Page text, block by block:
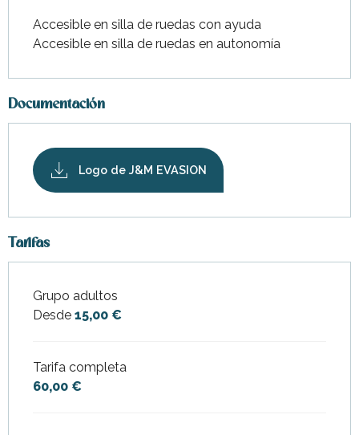
Accesible en silla de ruedas con ayuda
Accesible en silla de ruedas en autonomía
Documentación
Logo de J&M EVASION
Tarifas
Tarifas 2026
Grupo adultos
Desde 15,00 €
Tarifa completa
60,00 €